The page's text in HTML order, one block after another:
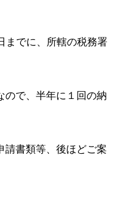
までに、所轄の税務署
ので、半年に１回の納
請書類等、後ほどご案